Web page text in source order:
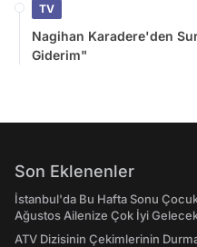
TV
Nagihan Karadere'den
Giderim"
Son Eklenenler
İstanbul'da Bu Hafta Sonu
Ağustos Ailenize Çok İyi
ATV Dizisinin Çekimlerinin